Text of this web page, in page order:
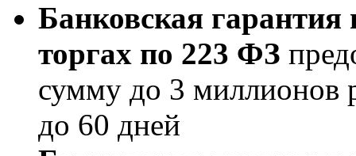
Банковская гарантия
торгах по 223 ФЗ
сумму до 3 миллионов
до 60 дней